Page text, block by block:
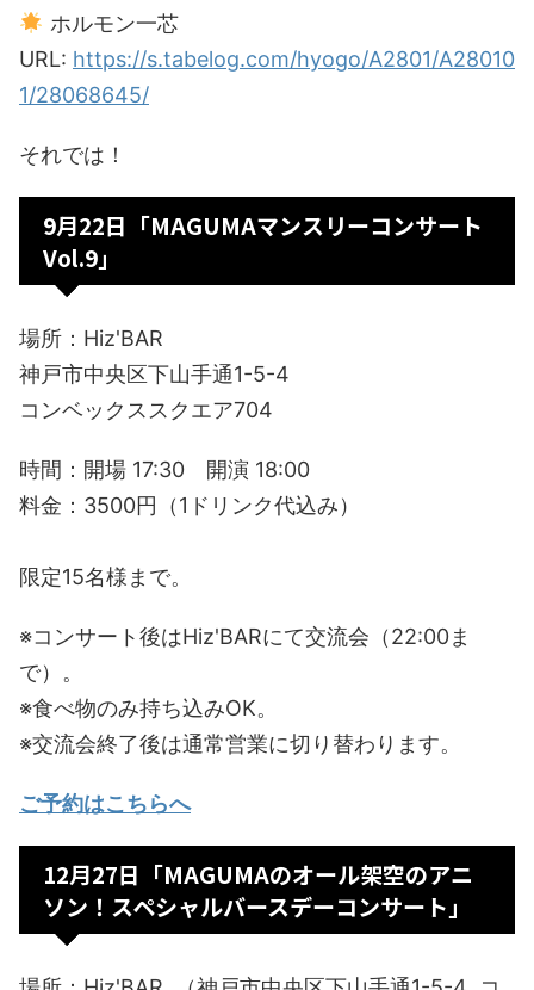
ホルモン一芯
URL: https://s.tabelog.com/hyogo/A2801/A28010
1/28068645/
それでは！
9月22日「MAGUMAマンスリーコンサート
Vol.9」
場所：Hiz'BAR
神戸市中央区下山手通1-5-4
コンベックススクエア704
時間：開場 17:30 開演 18:00
料金：3500円（1ドリンク代込み）
限定15名様まで。
※コンサート後はHiz'BARにて交流会（22:00ま
で）。
※食べ物のみ持ち込みOK。
※交流会終了後は通常営業に切り替わります。
ご予約はこちらへ
12月27日「MAGUMAのオール架空のアニ
ソン！スペシャルバースデーコンサート」